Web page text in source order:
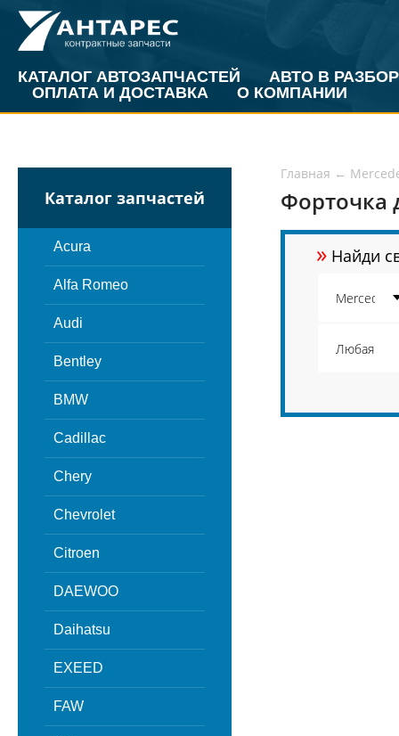
КАТАЛОГ АВТОЗАПЧАСТЕЙ
АВТО В РАЗБОР
ОПЛАТА И ДОСТАВКА
О КОМПАНИИ
Каталог запчастей
Acura
Alfa Romeo
Audi
Bentley
BMW
Cadillac
Chery
Chevrolet
Citroen
DAEWOO
Daihatsu
EXEED
FAW
Главная ←
Форточка
» Найди